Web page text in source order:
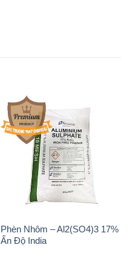
Phèn Nhôm – Al2(SO4)3 17%
Ấn Độ India